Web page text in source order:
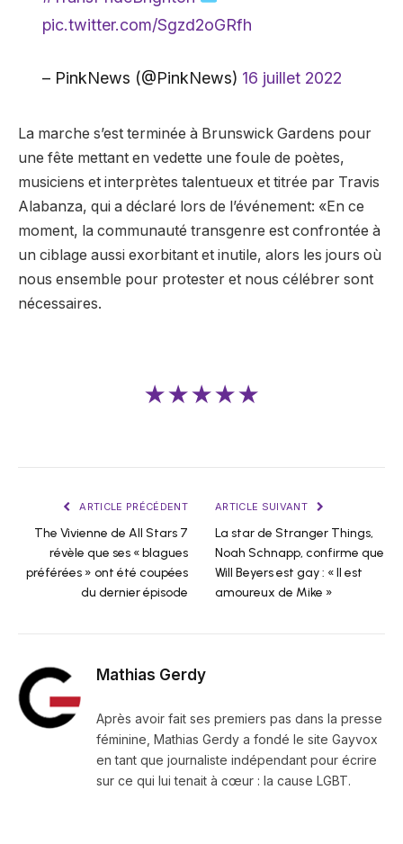
pic.twitter.com/Sgzd2oGRfh
– PinkNews (@PinkNews) 16 juillet 2022
La marche s’est terminée à Brunswick Gardens pour
une fête mettant en vedette une foule de poètes,
musiciens et interprètes talentueux et titrée par Travis
Alabanza, qui a déclaré lors de l’événement: «En ce
moment, la communauté transgenre est confrontée à
un ciblage aussi exorbitant et inutile, alors les jours où
nous ensemble pour protester et nous célébrer sont
nécessaires.
★★★★★
ARTICLE PRÉCÉDENT
The Vivienne de All Stars 7
révèle que ses « blagues
préférées » ont été coupées
du dernier épisode
ARTICLE SUIVANT
La star de Stranger Things,
Noah Schnapp, confirme que
Will Beyers est gay : « Il est
amoureux de Mike »
Mathias Gerdy
Après avoir fait ses premiers pas dans la presse
féminine, Mathias Gerdy a fondé le site Gayvox
en tant que journaliste indépendant pour écrire
sur ce qui lui tenait à cœur : la cause LGBT.